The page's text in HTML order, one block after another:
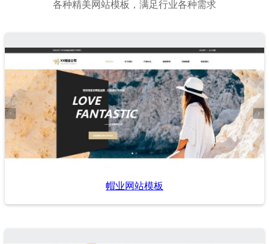
各种精美网站模板，满足行业各种需求
帽业网站模板